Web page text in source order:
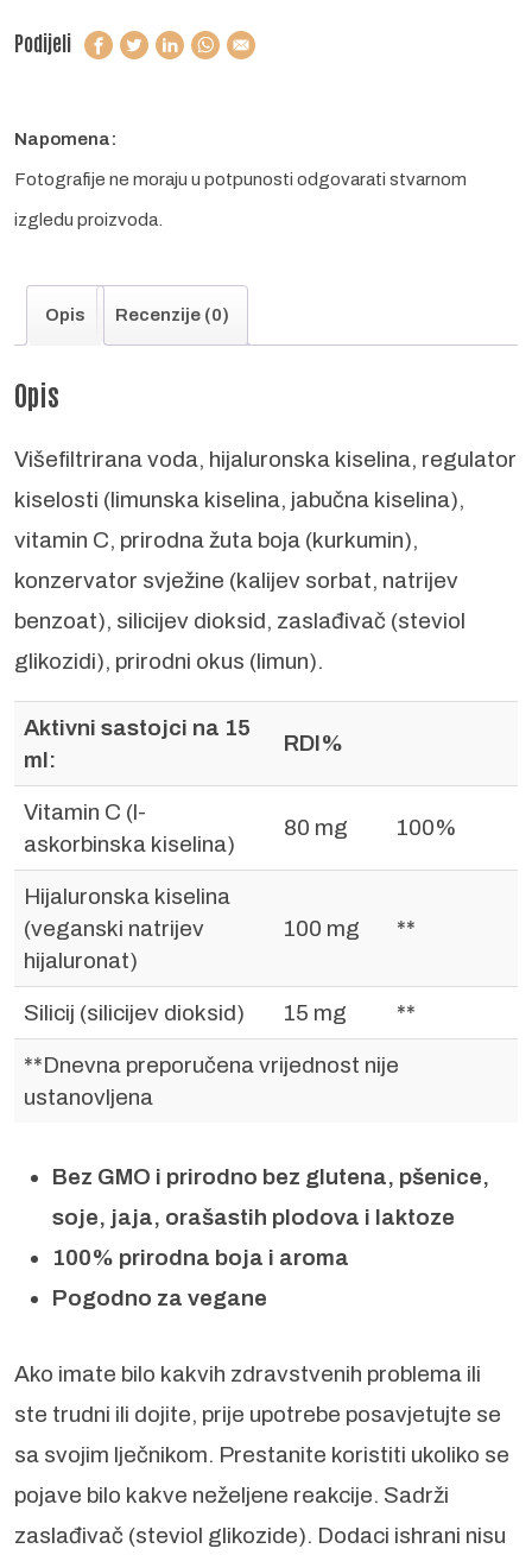
Podijeli
Napomena:
Fotografije ne moraju u potpunosti odgovarati stvarnom
izgledu proizvoda.
Opis Recenzije (0)
Opis
Višefiltrirana voda, hijaluronska kiselina, regulator
kiselosti (limunska kiselina, jabučna kiselina),
vitamin C, prirodna žuta boja (kurkumin),
konzervator svježine (kalijev sorbat, natrijev
benzoat), silicijev dioksid, zaslađivač (steviol
glikozidi), prirodni okus (limun).
Aktivni sastojci na 15
ml:
RDI%
Vitamin C (l-
askorbinska kiselina)
80 mg 100%
Hijaluronska kiselina
(veganski natrijev
hijaluronat)
100 mg **
Silicij (silicijev dioksid) 15 mg **
**Dnevna preporučena vrijednost nije
ustanovljena
Bez GMO i prirodno bez glutena, pšenice,
soje, jaja, orašastih plodova i laktoze
100% prirodna boja i aroma
Pogodno za vegane
Ako imate bilo kakvih zdravstvenih problema ili
ste trudni ili dojite, prije upotrebe posavjetujte se
sa svojim lječnikom. Prestanite koristiti ukoliko se
pojave bilo kakve neželjene reakcije. Sadrži
zaslađivač (steviol glikozide). Dodaci ishrani nisu